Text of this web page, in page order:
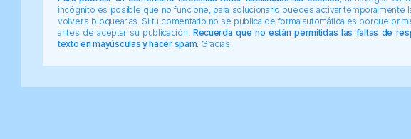
incógnito es posible que no funcione, para solucionarlo puedes activar temporalmente
volver a bloquearlas. Si tu comentario no se publica de forma automática es porque
antes de aceptar su publicación. Recuerda que no están permitidas las faltas de
texto en mayúsculas y hacer spam. Gracias.